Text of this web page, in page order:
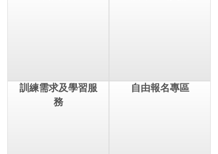
訓練需求及學習服
務
自由報名專區